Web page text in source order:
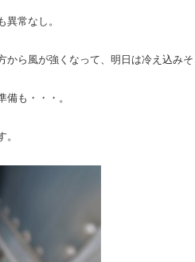
常なし。
から風が強くなって、明日は冷え込み
備も・・・。